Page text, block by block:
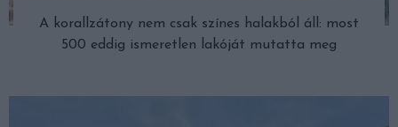
A korallzátony nem csak színes halakból áll: most
500 eddig ismeretlen lakóját mutatta meg